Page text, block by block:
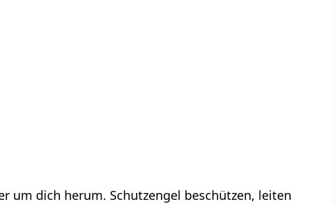
um dich herum. Schutzengel beschützen, leiten